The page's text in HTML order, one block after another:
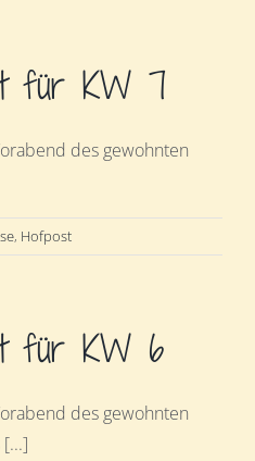
für KW 7
des gewohnten
, Hofpost
für KW 6
des gewohnten